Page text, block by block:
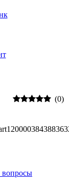
(0)